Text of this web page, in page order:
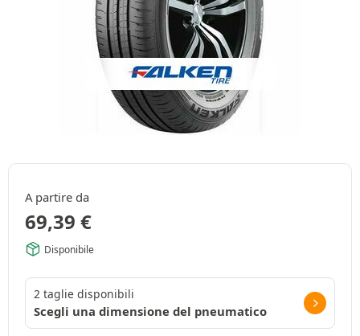
A partire da
69,39 €
Disponibile
2 taglie disponibili
Scegli una dimensione del pneumatico